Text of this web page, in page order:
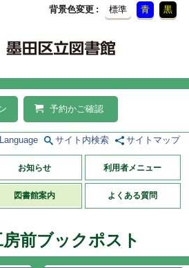
背景色変更 標準 青 黒
予約かご確認
サイト内検索 サイトマップ
お知らせ 利用者メニュー
図書館案内 よくある質問
前ブックポスト